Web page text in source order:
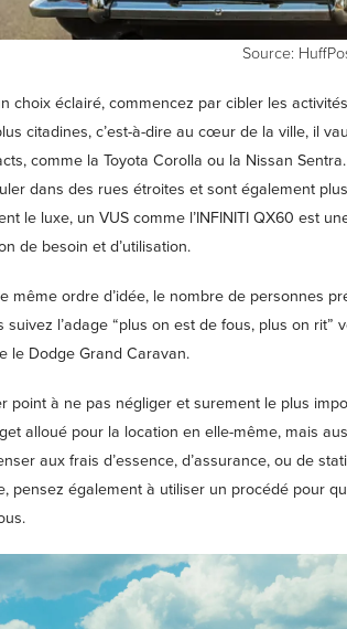
Source:
choix éclairé, commencez par cibler les
citadines, c’est-à-dire au cœur de la ville, il
comme la Toyota Corolla ou la Nissan
dans des rues étroites et sont également
le luxe, un VUS comme l’INFINITI QX60 est
de besoin et d’utilisation.
même ordre d’idée, le nombre de personnes
suivez l’adage “plus on est de fous, plus on rit”
le Dodge Grand Caravan.
point à ne pas négliger et surement le plus
alloué pour la location en elle-même, mais
aux frais d’essence, d’assurance, ou de
pensez également à utiliser un procédé pour